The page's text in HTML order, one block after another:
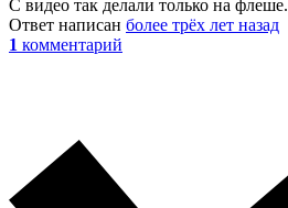
С видео так делали только на флеше.
Ответ написан более трёх лет назад
1 комментарий